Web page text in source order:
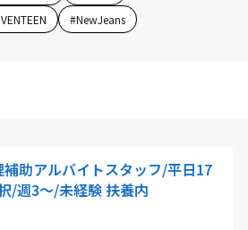
#NewJeans
助アルバイトスタッフ/平日17
/週3～/未経験 扶養内